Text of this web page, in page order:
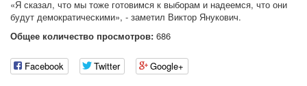
«Я сказал, что мы тоже готовимся к выборам и надеемся, что они
будут демократическими», - заметил Виктор Янукович.
Общее количество просмотров: 686
Facebook Twitter Google+